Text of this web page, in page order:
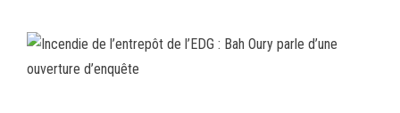
bo
ok
tt
er
ail ag